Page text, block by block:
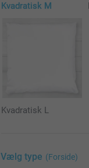
Kvadratisk M
Kvadratisk L
Vælg type (Forside)